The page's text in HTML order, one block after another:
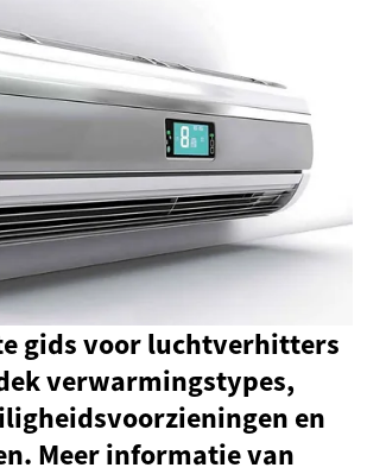
gids voor luchtverhitters
verwarmingstypes,
en
Meer informatie van